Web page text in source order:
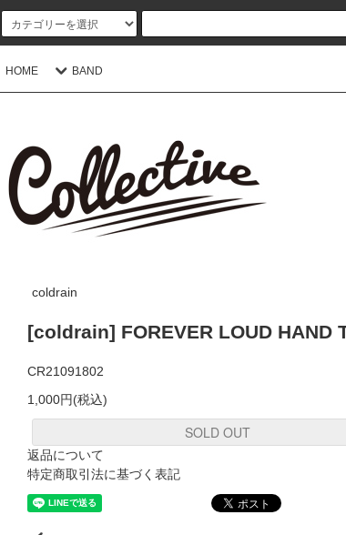
HOME BAND
coldrain
[coldrain] FOREVER LOUD HAND
CR21091802
1,000円(税込)
SOLD OUT
返品について
特定商取引法に基づく表記